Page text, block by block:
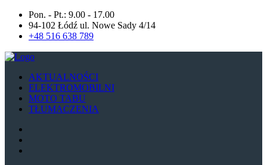
Pon. - Pt.: 9.00 - 17.00
94-102 Łódź ul. Nowe Sady 4/14
+48 516 638 789
AKTUALNOŚCI
ELEKTROMOBILNI
MOTO TABU
TŁUMACZENIA